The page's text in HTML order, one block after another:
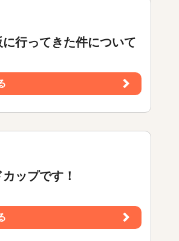
行ってきた件について
ップです！